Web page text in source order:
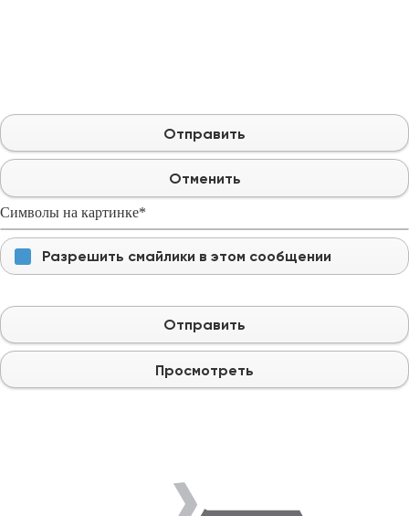
Отправить
Отменить
Символы на картинке*
Разрешить смайлики в этом сообщении
Отправить
Просмотреть